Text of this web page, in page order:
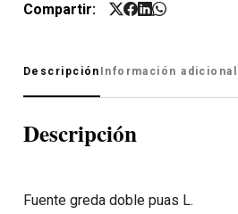
Compartir:
Descripción Información adicional
Descripción
Fuente greda doble puas L.